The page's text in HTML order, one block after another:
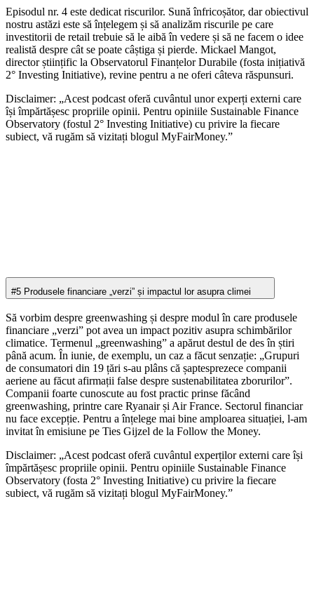
Episodul nr. 4 este dedicat riscurilor. Sună înfricoșător, dar obiectivul
nostru astăzi este să înțelegem și să analizăm riscurile pe care
investitorii de retail trebuie să le aibă în vedere și să ne facem o idee
realistă despre cât se poate câștiga și pierde. Mickael Mangot,
director științific la Observatorul Finanțelor Durabile (fosta inițiativă
2° Investing Initiative), revine pentru a ne oferi câteva răspunsuri.
Disclaimer: „Acest podcast oferă cuvântul unor experți externi care
își împărtășesc propriile opinii. Pentru opiniile Sustainable Finance
Observatory (fostul 2° Investing Initiative) cu privire la fiecare
subiect, vă rugăm să vizitați blogul MyFairMoney.”
#5 Produsele financiare „verzi” și impactul lor asupra climei
Să vorbim despre greenwashing și despre modul în care produsele
financiare „verzi” pot avea un impact pozitiv asupra schimbărilor
climatice. Termenul „greenwashing” a apărut destul de des în știri
până acum. În iunie, de exemplu, un caz a făcut senzație: „Grupuri
de consumatori din 19 țări s-au plâns că șaptesprezece companii
aeriene au făcut afirmații false despre sustenabilitatea zborurilor”.
Companii foarte cunoscute au fost practic prinse făcând
greenwashing, printre care Ryanair și Air France. Sectorul financiar
nu face excepție. Pentru a înțelege mai bine amploarea situației, l-am
invitat în emisiune pe Ties Gijzel de la Follow the Money.
Disclaimer: „Acest podcast oferă cuvântul experților externi care își
împărtășesc propriile opinii. Pentru opiniile Sustainable Finance
Observatory (fosta 2° Investing Initiative) cu privire la fiecare
subiect, vă rugăm să vizitați blogul MyFairMoney.”